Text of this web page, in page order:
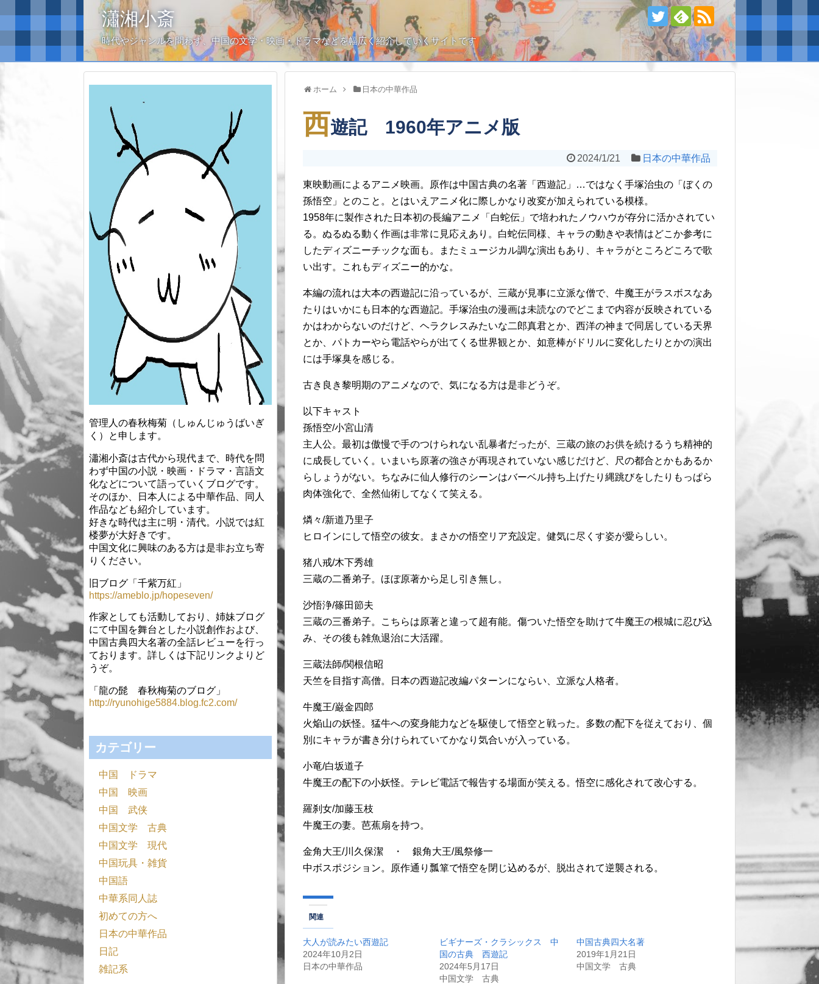
瀟湘小斎
時代やジャンルを問わず、中国の文学・映画・ドラマなどを幅広く紹介していくサイトです
ホーム 日本の中華作品
西遊記 1960年アニメ版
2024/1/21 日本の中華作品
東映動画によるアニメ映画。原作は中国古典の名著「西遊記」…ではなく手塚治虫の「ぼくの
孫悟空」とのこと。とはいえアニメ化に際しかなり改変が加えられている模様。
1958年に製作された日本初の長編アニメ「白蛇伝」で培われたノウハウが存分に活かされてい
る。ぬるぬる動く作画は非常に見応えあり。白蛇伝同様、キャラの動きや表情はどこか参考に
したディズニーチックな面も。またミュージカル調な演出もあり、キャラがところどころで歌
い出す。これもディズニー的かな。
本編の流れは大本の西遊記に沿っているが、三蔵が見事に立派な僧で、牛魔王がラスボスなあ
たりはいかにも日本的な西遊記。手塚治虫の漫画は未読なのでどこまで内容が反映されている
かはわからないのだけど、ヘラクレスみたいな二郎真君とか、西洋の神まで同居している天界
とか、パトカーやら電話やらが出てくる世界観とか、如意棒がドリルに変化したりとかの演出
には手塚臭を感じる。
古き良き黎明期のアニメなので、気になる方は是非どうぞ。
以下キャスト
孫悟空/小宮山清
主人公。最初は傲慢で手のつけられない乱暴者だったが、三蔵の旅のお供を続けるうち精神的
に成長していく。いまいち原著の強さが再現されていない感じだけど、尺の都合とかもあるか
らしょうがない。ちなみに仙人修行のシーンはバーベル持ち上げたり縄跳びをしたりもっぱら
肉体強化で、全然仙術してなくて笑える。
燐々/新道乃里子
ヒロインにして悟空の彼女。まさかの悟空リア充設定。健気に尽くす姿が愛らしい。
猪八戒/木下秀雄
三蔵の二番弟子。ほぼ原著から足し引き無し。
沙悟浄/篠田節夫
三蔵の三番弟子。こちらは原著と違って超有能。傷ついた悟空を助けて牛魔王の根城に忍び込
み、その後も雑魚退治に大活躍。
三蔵法師/関根信昭
天竺を目指す高僧。日本の西遊記改編パターンにならい、立派な人格者。
牛魔王/巌金四郎
火焔山の妖怪。猛牛への変身能力などを駆使して悟空と戦った。多数の配下を従えており、個
別にキャラが書き分けられていてかなり気合いが入っている。
小竜/白坂道子
牛魔王の配下の小妖怪。テレビ電話で報告する場面が笑える。悟空に感化されて改心する。
羅刹女/加藤玉枝
牛魔王の妻。芭蕉扇を持つ。
金角大王/川久保潔 ・ 銀角大王/風祭修一
中ボスポジション。原作通り瓢箪で悟空を閉じ込めるが、脱出されて逆襲される。
関連
大人が読みたい西遊記
2024年10月2日
日本の中華作品
ビギナーズ・クラシックス 中
国の古典 西遊記
2024年5月17日
中国文学 古典
中国古典四大名著
2019年1月21日
中国文学 古典
管理人の春秋梅菊（しゅんじゅうばいぎ
く）と申します。
瀟湘小斎は古代から現代まで、時代を問
わず中国の小説・映画・ドラマ・言語文
化などについて語っていくブログです。
そのほか、日本人による中華作品、同人
作品なども紹介しています。
好きな時代は主に明・清代。小説では紅
楼夢が大好きです。
中国文化に興味のある方は是非お立ち寄
りください。
旧ブログ「千紫万紅」
https://ameblo.jp/hopeseven/
作家としても活動しており、姉妹ブログ
にて中国を舞台とした小説創作および、
中国古典四大名著の全話レビューを行っ
ております。詳しくは下記リンクよりど
うぞ。
「龍の髭 春秋梅菊のブログ」
http://ryunohige5884.blog.fc2.com/
カテゴリー
中国 ドラマ
中国 映画
中国 武侠
中国文学 古典
中国文学 現代
中国玩具・雑貨
中国語
中華系同人誌
初めての方へ
日本の中華作品
日記
雑記系